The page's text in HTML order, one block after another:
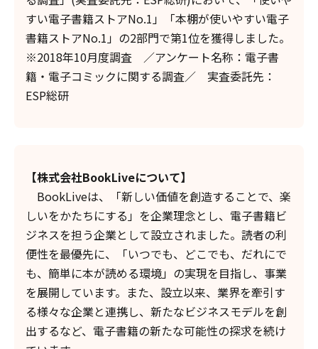
すい電子書籍ストアNo.1」「本棚が使いやすい電子
書籍ストアNo.1」の2部門で第1位を獲得しました。
※2018年10月度調査 ／アンケート名称：電子書
籍・電子コミックに関する調査／ 実査委託先：
ESP総研
【株式会社BookLiveについて】
BookLiveは、「新しい価値を創造することで、楽
しいをかたちにする」を企業理念とし、電子書籍ビ
ジネスを担う企業として設立されました。読者の利
便性を最優先に、「いつでも、どこでも、だれにで
も、簡単に本が読める環境」の実現を目指し、事業
を展開しています。また、設立以来、業界を牽引す
る様々な企業と連携し、新たなビジネスモデルを創
出するなど、電子書籍の新たな可能性の探求を続け